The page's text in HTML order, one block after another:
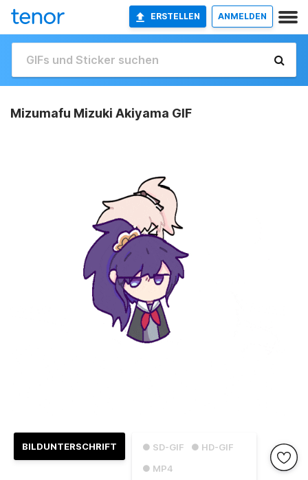
ERSTELLEN ANMELDEN
Mizumafu Mizuki Akiyama GIF
● SD-GIF
● HD-GIF
● MP4
BILDUNTERSCHRIFT